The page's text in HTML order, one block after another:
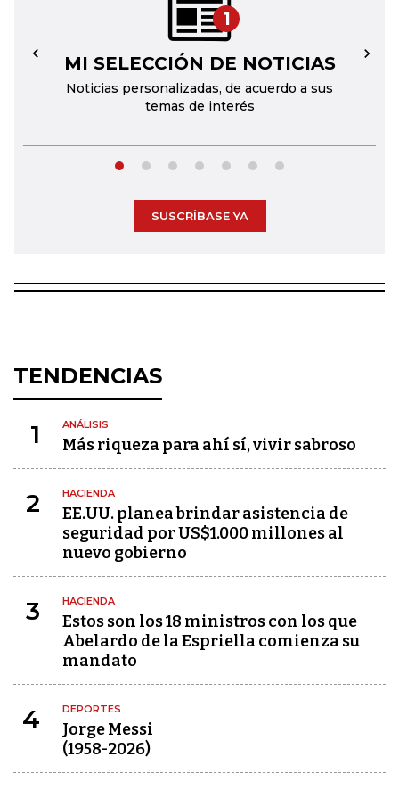
1
MI SELECCIÓN DE NOTICIAS
Noticias personalizadas, de acuerdo a sus
temas de interés
← →
SUSCRÍBASE YA
TENDENCIAS
1 ANÁLISIS
Más riqueza para ahí sí, vivir sabroso
2 HACIENDA
EE.UU. planea brindar asistencia de
seguridad por US$1.000 millones al
nuevo gobierno
3 HACIENDA
Estos son los 18 ministros con los que
Abelardo de la Espriella comienza su
mandato
4 DEPORTES
Jorge Messi
(1958-2026)